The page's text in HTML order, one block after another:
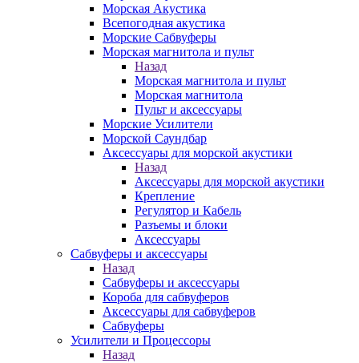
Морская Акустика
Всепогодная акустика
Морские Сабвуферы
Морская магнитола и пульт
Назад
Морская магнитола и пульт
Морская магнитола
Пульт и аксессуары
Морские Усилители
Морской Cаундбар
Аксессуары для морской акустики
Назад
Аксессуары для морской акустики
Крепление
Регулятор и Кабель
Разъемы и блоки
Аксессуары
Сабвуферы и аксессуары
Назад
Сабвуферы и аксессуары
Короба для сабвуферов
Аксессуары для сабвуферов
Сабвуферы
Усилители и Процессоры
Назад